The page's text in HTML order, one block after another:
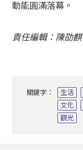
動能圓滿落幕。
責任編輯：陳劭麒
關鍵字： 生活
文化
觀光